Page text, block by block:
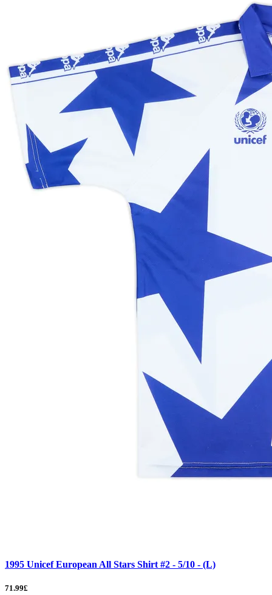
1995 Unicef European All Stars Shirt #2 - 5/10 - (L)
71.99£